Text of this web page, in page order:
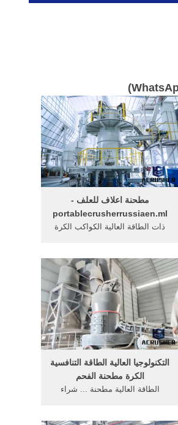
)
مطحنة اعلاف للعلف -
portablecrusherrussiaen.ml
ذات الطاقة العالية الكواكب الكرة
التكنولوجيا العالية الطاقة التنافسية
الكرة مطحنة الفحم
الطاقة العالية مطحنة ... شراء